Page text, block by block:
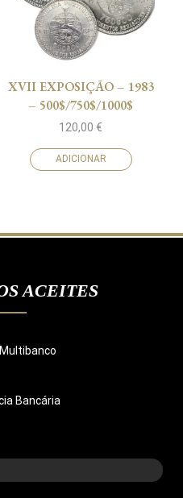
XVII EXPOSIÇÃO – 1983
– 500$/750$/1000$
120,00€
ADICIONAR
ACEITES
Bancária